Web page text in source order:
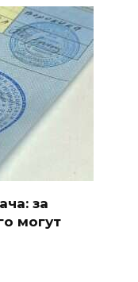
за
могут